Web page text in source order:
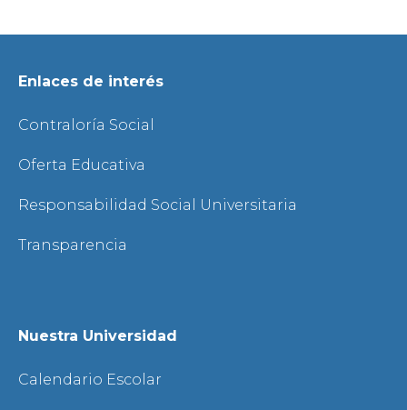
Enlaces de interés
Contraloría Social
Oferta Educativa
Responsabilidad Social Universitaria
Transparencia
Nuestra Universidad
Calendario Escolar